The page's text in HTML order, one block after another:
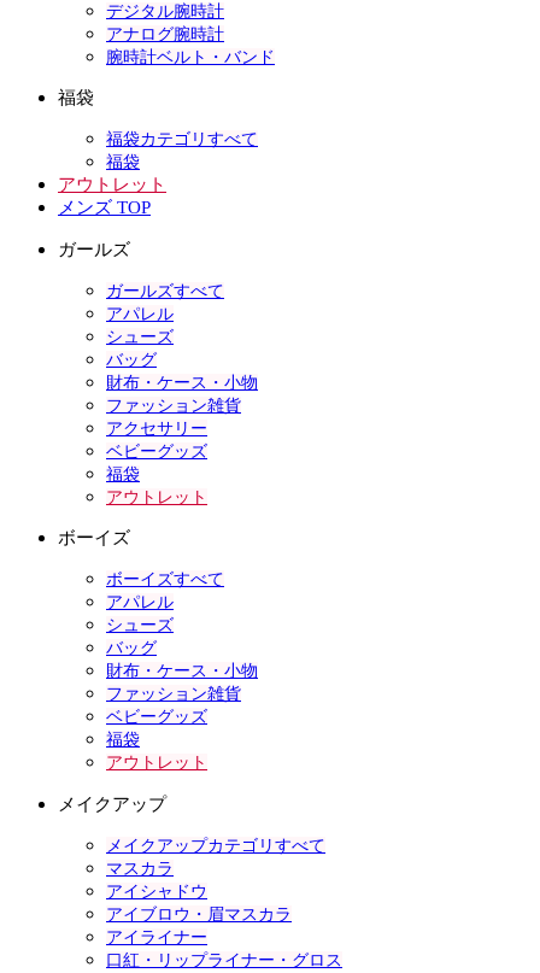
デジタル腕時計
アナログ腕時計
腕時計ベルト・バンド
福袋
福袋カテゴリすべて
福袋
アウトレット
メンズ TOP
ガールズ
ガールズすべて
アパレル
シューズ
バッグ
財布・ケース・小物
ファッション雑貨
アクセサリー
ベビーグッズ
福袋
アウトレット
ボーイズ
ボーイズすべて
アパレル
シューズ
バッグ
財布・ケース・小物
ファッション雑貨
ベビーグッズ
福袋
アウトレット
メイクアップ
メイクアップカテゴリすべて
マスカラ
アイシャドウ
アイブロウ・眉マスカラ
アイライナー
口紅・リップライナー・グロス